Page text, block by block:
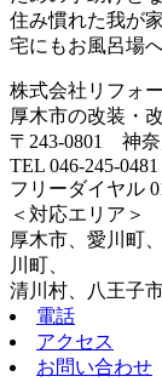
住み慣れた我が
宅にもお風呂場
株式会社リフォ
厚木市の改装・
〒243-0801 神
TEL 046-245-0481
フリーダイヤル
＜対応エリア＞
厚木市、愛川町
川町、
清川村、八王子
電話
アクセス
お問い合わせ